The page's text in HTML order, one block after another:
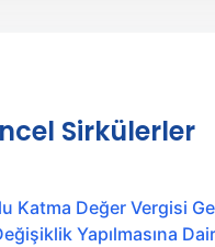
Sirkülerler
Katma Değer Vergisi
Yapılmasına